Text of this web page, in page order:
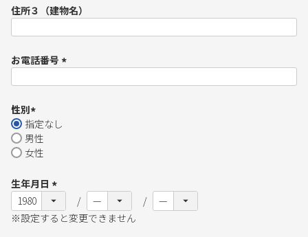
須
)
住所３（建物名）
お電話番号
性別
(
必
須
指定なし
男性
女性
生年月日
(
必
※設定すると変更できません